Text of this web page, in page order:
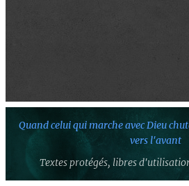
Quand celui qui marche avec Dieu
vers l'avant
Textes protégés, libres